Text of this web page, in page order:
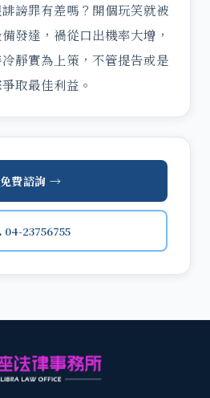
免費諮詢 →
04-23756755
謗罪有差嗎？開個玩笑就被
發達，禍從口出機率大增，
靜實為上策，不管提告或是
取最佳利益。